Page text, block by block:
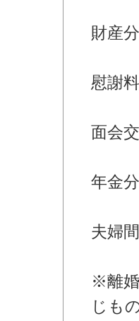
財産
慰謝
面会
年金
夫婦
※離
じも